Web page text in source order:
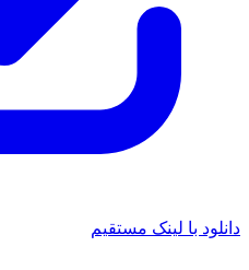
دانلود با لینک مستقیم